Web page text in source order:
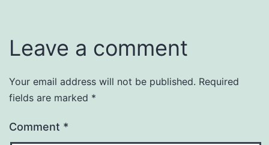
Leave a comment
Your email address will not be published. Required
fields are marked *
Comment *